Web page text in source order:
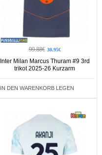
99.88€ 30.95€
Inter Milan Marcus Thuram #9 3rd
trikot 2025-26 Kurzarm
IN DEN WARENKORB LEGEN